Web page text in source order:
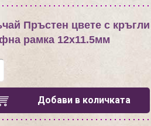
Пръстен цвете с
рамка 12х11.5мм
Добави в количката